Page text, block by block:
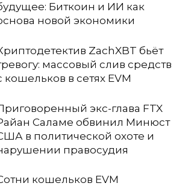
Биткоин и ИИ как
новой экономики
ZachXBT бьёт
массовый слив средств
кошельков в сетях EVM
экс-глава FTX
Саламе обвинил Минюст
в политической охоте и
правосудия
кошельков EVM